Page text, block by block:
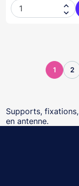


1 2
Supports,
en antenne.